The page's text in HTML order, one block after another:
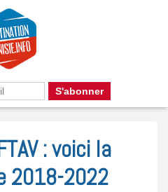
: voici la
2018-2022